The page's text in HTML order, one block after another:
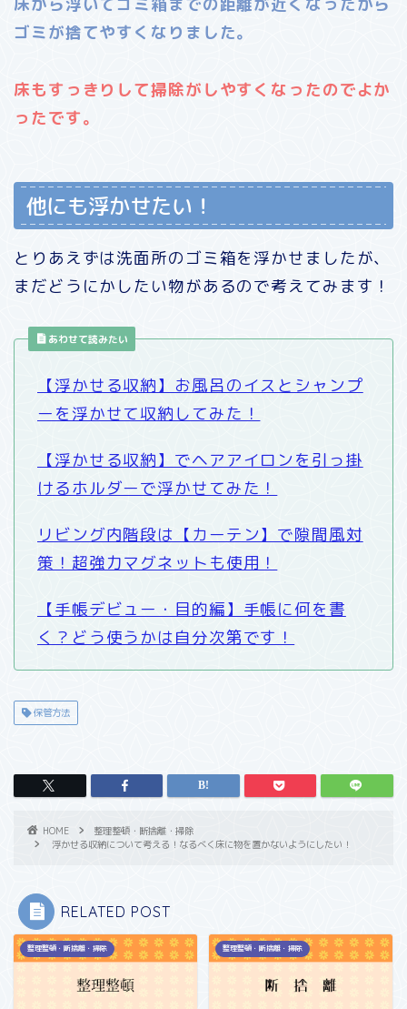
ゴミが捨てやすくなりました。
床もすっきりして掃除がしやすくなったのでよか
ったです。
他にも浮かせたい！
とりあえずは洗面所のゴミ箱を浮かせましたが、
まだどうにかしたい物があるので考えてみます！
あわせて読みたい
【浮かせる収納】お風呂のイスとシャンプ
ーを浮かせて収納してみた！
【浮かせる収納】でヘアアイロンを引っ掛
けるホルダーで浮かせてみた！
リビング内階段は【カーテン】で隙間風対
策！超強力マグネットも使用！
【手帳デビュー・目的編】手帳に何を書
く？どう使うかは自分次第です！
保管方法
HOME
整理整頓・断捨離・掃除
浮かせる収納について考える！なるべく床に物を置かないようにしたい！
RELATED POST
整理整頓・断捨離・掃除 整理整頓・断捨離・掃除